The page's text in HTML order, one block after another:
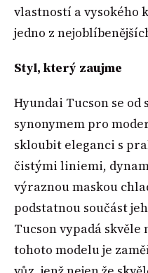
vlastností a vysokého
jedno z
Styl, který zaujme
Hyundai Tucson se
synonymem pro
skloubit eleganci s
čistými liniemi,
výraznou maskou
podstatnou součást
Tucson vypadá
tohoto modelu je